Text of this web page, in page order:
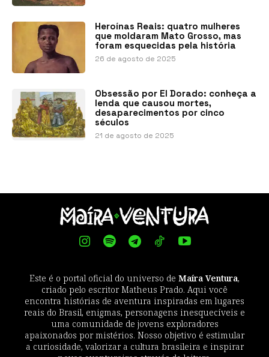
Heroínas Reais: quatro mulheres
que moldaram Mato Grosso, mas
foram esquecidas pela história
26 de agosto de 2025
Obsessão por El Dorado: conheça a
lenda que causou mortes,
desaparecimentos por cinco
séculos
21 de agosto de 2025
Este é o portal oficial do universo de Maíra Ventura,
criado pelo escritor Matheus Prado. Aqui você
encontra histórias de aventura inspiradas em lugares
reais do Brasil, enigmas, personagens inesquecíveis e
uma comunidade de jovens exploradores
apaixonados por mistérios. Nosso objetivo é estimular
a curiosidade, valorizar a cultura brasileira e inspirar